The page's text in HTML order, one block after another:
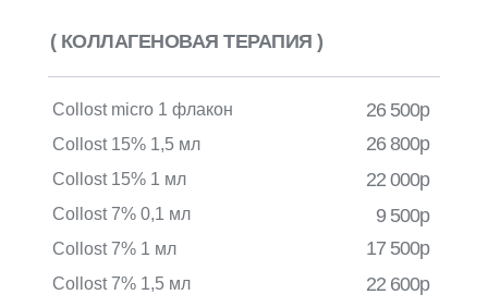
Collost micro 1 флакон
Collost 15% 1,5 мл
Collost 15% 1 мл
Collost 7% 0,1 мл
Collost 7% 1 мл
Collost 7% 1,5 мл
22 000р
9 500р
17 500р
22 600р
26 800р
26 500р
( КОЛЛАГЕНОВАЯ ТЕРАПИЯ )